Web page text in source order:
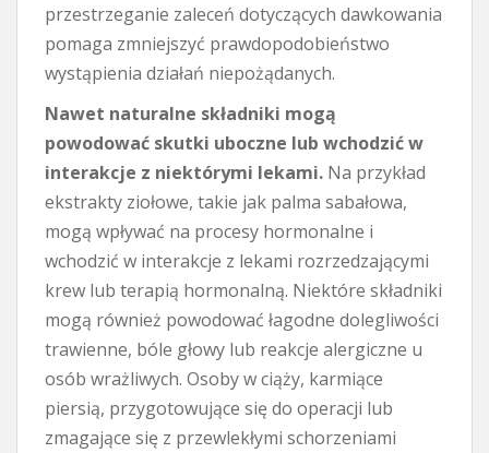
przestrzeganie zaleceń dotyczących dawkowania
pomaga zmniejszyć prawdopodobieństwo
wystąpienia działań niepożądanych.
Nawet naturalne składniki mogą
powodować skutki uboczne lub wchodzić w
interakcje z niektórymi lekami. Na przykład
ekstrakty ziołowe, takie jak palma sabałowa,
mogą wpływać na procesy hormonalne i
wchodzić w interakcje z lekami rozrzedzającymi
krew lub terapią hormonalną. Niektóre składniki
mogą również powodować łagodne dolegliwości
trawienne, bóle głowy lub reakcje alergiczne u
osób wrażliwych. Osoby w ciąży, karmiące
piersią, przygotowujące się do operacji lub
zmagające się z przewlekłymi schorzeniami